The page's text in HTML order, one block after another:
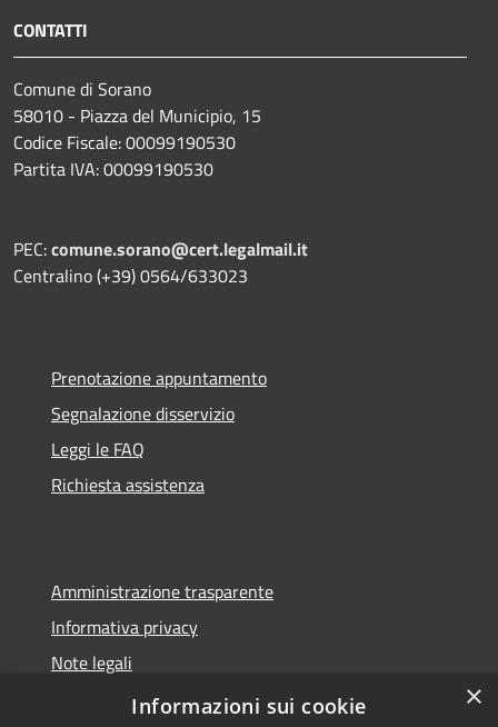
CONTATTI
Comune di Sorano
58010 - Piazza del Municipio, 15
Codice Fiscale: 00099190530
Partita IVA: 00099190530
PEC:comune.sorano@cert.legalmail.it
Centralino (+39) 0564/633023
Prenotazione appuntamento
Segnalazione disservizio
Leggi le FAQ
Richiesta assistenza
Amministrazione trasparente
Informativa privacy
Note legali
Dichiarazione di accessibilità
×
Informazioni sui cookie